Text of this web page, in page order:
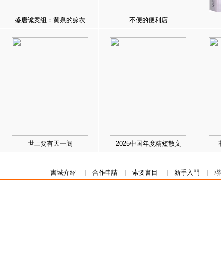
盛唐诡案组：黄泉的嫁衣 不便的便利店
世上要有天一阁 2025中国年度精短散文
書城介紹 合作申請| 索要書目 新手入門